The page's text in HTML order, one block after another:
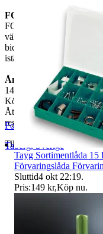
FOOTLY
FOOTLY säljer smidigt
bidrar du till att
istället för att förbruka
Ångerrätt
14 dagars ångerrätt.
Köparen får en
Återbetalning med
registrerats på vårt lager,
Tillsammans kan vi
Footly
Taberg, Sverige
Tayg Sortimentlåda 15
Förvaringslåda
Sluttid4 okt 22:19.
Pris:149 kr,Köp nu.